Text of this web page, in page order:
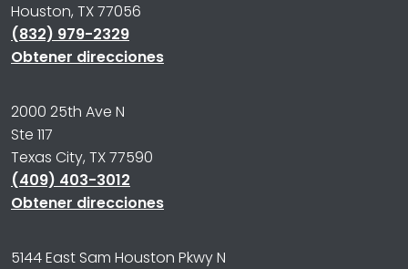
Houston, TX 77056
(832) 979-2329
Obtener direcciones
2000 25th Ave N
Ste 117
Texas City, TX 77590
(409) 403-3012
Obtener direcciones
5144 East Sam Houston Pkwy N